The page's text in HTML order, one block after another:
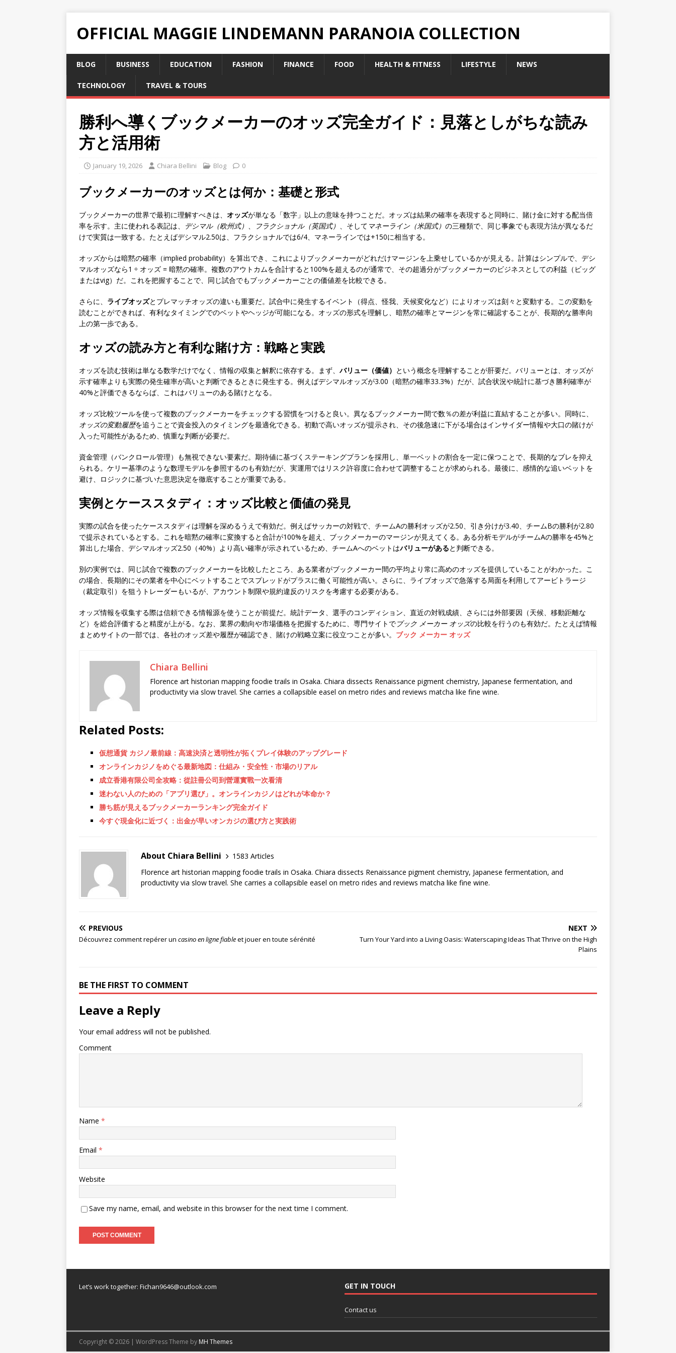
OFFICIAL MAGGIE LINDEMANN PARANOIA COLLECTION
BLOG BUSINESS EDUCATION FASHION FINANCE FOOD HEALTH & FITNESS LIFESTYLE NEWS
TECHNOLOGY TRAVEL & TOURS
勝利へ導くブックメーカーのオッズ完全ガイド：見落としがちな読み
方と活用術
January 19, 2026 Chiara Bellini Blog 0
ブックメーカーのオッズとは何か：基礎と形式
ブックメーカーの世界で最初に理解すべきは、 オッズが単なる「数字」以上の意味を持つことだ。オッズは結果の確率を表現すると同時に、賭け金に対する配当倍
率を示す。主に使われる表記は、
デシマル（欧州式） 、 フラクショナル（英国式） 、そして マネーライン（米国式） の三種類で、同じ事象でも表現方法が異なるだ
けで実質は一致する。たとえばデシマル2.50は、フラクショナルでは6/4、マネーラインでは+150に相当する。
オッズからは暗黙の確率（implied probability）を算出でき、これによりブックメーカーがどれだけマージンを上乗せしているかが見える。計算はシンプルで、デシ
マルオッズなら1 ÷ オッズ = 暗黙の確率。複数のアウトカムを合計すると100%を超えるのが通常で、その超過分がブックメーカーのビジネスとしての利益（ビッグ
またはvig）だ。これを把握することで、同じ試合でもブックメーカーごとの価値差を比較できる。
さらに、 ライブオッズとプレマッチオッズの違いも重要だ。試合中に発生するイベント（得点、怪我、天候変化など）によりオッズは刻々と変動する。この変動を
読むことができれば、有利なタイミングでのベットやヘッジが可能になる。オッズの形式を理解し、暗黙の確率とマージンを常に確認することが、長期的な勝率向
上の第一歩である。
オッズの読み方と有利な賭け方：戦略と実践
オッズを読む技術は単なる数学だけでなく、情報の収集と解釈に依存する。まず、 バリュー（価値） という概念を理解することが肝要だ。バリューとは、オッズが
示す確率よりも実際の発生確率が高いと判断できるときに発生する。例えばデシマルオッズが3.00（暗黙の確率33.3%）だが、試合状況や統計に基づき勝利確率が
40%と評価できるならば、これはバリューのある賭けとなる。
オッズ比較ツールを使って複数のブックメーカーをチェックする習慣をつけると良い。異なるブックメーカー間で数％の差が利益に直結することが多い。同時に、
オッズの変動履歴を追うことで資金投入のタイミングを最適化できる。初動で高いオッズが提示され、その後急速に下がる場合はインサイダー情報や大口の賭けが
入った可能性があるため、慎重な判断が必要だ。
資金管理（バンクロール管理）も無視できない要素だ。期待値に基づくステーキングプランを採用し、単一ベットの割合を一定に保つことで、長期的なブレを抑え
られる。ケリー基準のような数理モデルを参照するのも有効だが、実運用ではリスク許容度に合わせて調整することが求められる。最後に、感情的な追いベットを
避け、ロジックに基づいた意思決定を徹底することが重要である。
実例とケーススタディ：オッズ比較と価値の発見
実際の試合を使ったケーススタディは理解を深めるうえで有効だ。例えばサッカーの対戦で、チームAの勝利オッズが2.50、引き分けが3.40、チームBの勝利が2.80
で提示されているとする。これを暗黙の確率に変換すると合計が100%を超え、ブックメーカーのマージンが見えてくる。ある分析モデルがチームAの勝率を45%と
算出した場合、デシマルオッズ2.50（40%）より高い確率が示されているため、チームAへのベットはバリューがあると判断できる。
別の実例では、同じ試合で複数のブックメーカーを比較したところ、ある業者がブックメーカー間の平均より常に高めのオッズを提供していることがわかった。こ
の場合、長期的にその業者を中心にベットすることでスプレッドがプラスに働く可能性が高い。さらに、ライブオッズで急落する局面を利用してアービトラージ
（裁定取引）を狙うトレーダーもいるが、アカウント制限や規約違反のリスクを考慮する必要がある。
オッズ情報を収集する際は信頼できる情報源を使うことが前提だ。統計データ、選手のコンディション、直近の対戦成績、さらには外部要因（天候、移動距離な
ど）を総合評価すると精度が上がる。なお、業界の動向や市場価格を把握するために、専門サイトでブック メーカー オッズの比較を行うのも有効だ。たとえば情報
まとめサイトの一部では、各社のオッズ差や履歴が確認でき、賭けの戦略立案に役立つことが多い。 ブック メーカー オッズ
Chiara Bellini
Florence art historian mapping foodie trails in Osaka. Chiara dissects Renaissance pigment chemistry, Japanese fermentation, and
productivity via slow travel. She carries a collapsible easel on metro rides and reviews matcha like fine wine.
Related Posts:
仮想通貨 カジノ最前線：高速決済と透明性が拓くプレイ体験のアップグレード
オンラインカジノをめぐる最新地図：仕組み・安全性・市場のリアル
成立香港有限公司全攻略：從註冊公司到營運實戰一次看清
迷わない人のための「アプリ選び」。オンラインカジノはどれが本命か？
勝ち筋が見えるブックメーカーランキング完全ガイド
今すぐ現金化に近づく：出金が早いオンカジの選び方と実践術
About Chiara Bellini
1583 Articles
Florence art historian mapping foodie trails in Osaka. Chiara dissects Renaissance pigment chemistry, Japanese fermentation, and
productivity via slow travel. She carries a collapsible easel on metro rides and reviews matcha like fine wine.
PREVIOUS
Découvrez comment repérer un casino en ligne fiableet jouer en toute sérénité
NEXT
Turn Your Yard into a Living Oasis: Waterscaping Ideas That Thrive on the High
Plains
BE THE FIRST TO COMMENT
Leave a Reply
Your email address will not be published.
Comment
Name *
Email *
Website
Save my name, email, and website in this browser for the next time I comment.
Let’s work together: Fichan9646@outlook.com GET IN TOUCH
Contact us
Copyright © 2026 | WordPress Theme by MH Themes